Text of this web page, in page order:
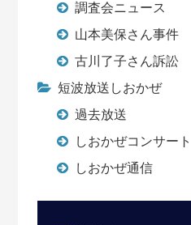
調査会ニュース
山本美保さん事件
古川了子さん訴訟
短波放送しおかぜ
過去放送
しおかぜコンサート
しおかぜ通信